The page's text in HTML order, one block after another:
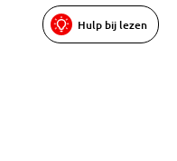
Hulp bij lezen